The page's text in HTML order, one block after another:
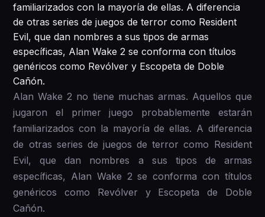
familiarizados con la mayoría de ellas. A diferencia
de otras series de juegos de terror como Resident
Evil, que dan nombres a sus tipos de armas
específicas, Alan Wake 2 se conforma con títulos
genéricos como Revólver y Escopeta de Doble
Cañón.
Alan Wake 2 no tiene muchas armas. Aquellos que
jugaron el primer juego probablemente estarán
familiarizados con la mayoría de ellas. A diferencia
de otras series de juegos de terror como Resident
Evil, que dan nombres a sus tipos de armas
específicas, Alan Wake 2 se conforma con títulos
genéricos como Revólver y Escopeta de Doble
Cañón.